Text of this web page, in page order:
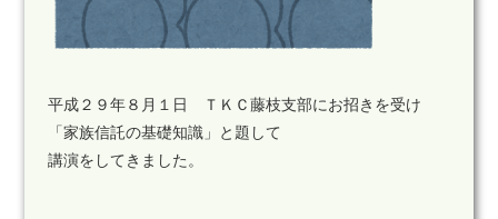
平成２９年８月１日 ＴＫＣ藤枝支部にお招きを受け
「家族信託の基礎知識」と題して
講演をしてきました。